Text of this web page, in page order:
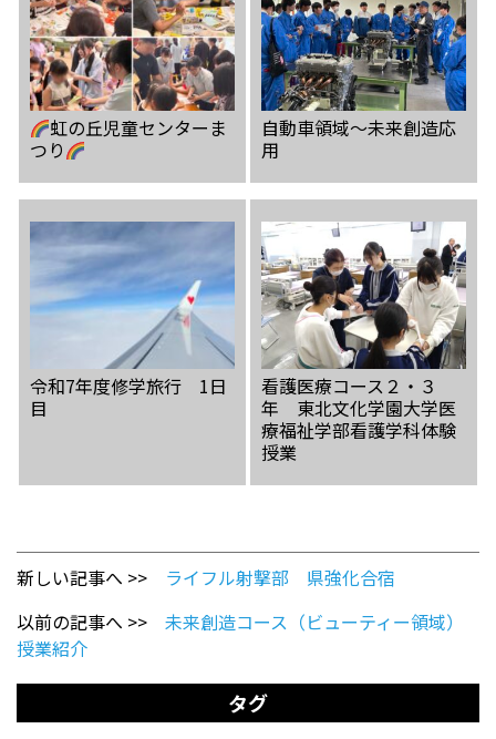
虹の丘児童センターま
つり
自動車領域〜未来創造応
用
令和7年度修学旅行 1日
目
看護医療コース２・３
年 東北文化学園大学医
療福祉学部看護学科体験
授業
新しい記事へ >> ライフル射撃部 県強化合宿
以前の記事へ >> 未来創造コース（ビューティー領域）
授業紹介
タグ